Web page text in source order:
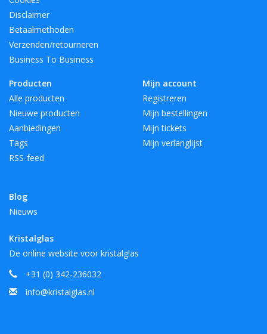
Disclaimer
Betaalmethoden
Verzenden/retourneren
Business To Business
Producten
Alle producten
Nieuwe producten
Aanbiedingen
Tags
RSS-feed
Blog
Nieuws
Mijn account
Registreren
Mijn bestellingen
Mijn tickets
Mijn verlanglijst
Kristalglas
De online website voor kristalglas
+31 (0) 342-236032
info@kristalglas.nl